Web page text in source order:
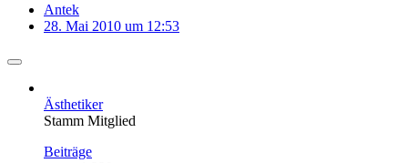
Antek
28. Mai 2010 um 12:53
Ästhetiker
Stamm Mitglied
Beiträge